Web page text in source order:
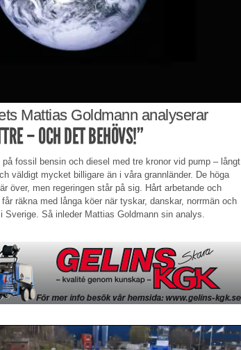
Mattias Goldmann analyserar
– OCH DET BEHÖVS!”
fossil bensin och diesel med tre kronor vid pump – långt
väldigt mycket billigare än i våra grannländer. De höga
över, men regeringen står på sig. Hårt arbetande och
räkna med långa köer när tyskar, danskar, norrmän och
Sverige. Så inleder Mattias Goldmann sin analys.